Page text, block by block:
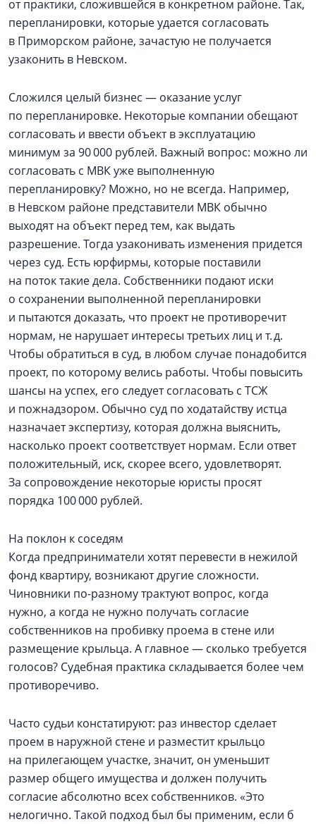
от практики, сложившейся в конкретном районе. Так,
перепланировки, которые удается согласовать
в Приморском районе, зачастую не получается
узаконить в Невском.
Сложился целый бизнес — оказание услуг
по перепланировке. Некоторые компании обещают
согласовать и ввести объект в эксплуатацию
минимум за 90 000 рублей. Важный вопрос: можно ли
согласовать с МВК уже выполненную
перепланировку? Можно, но не всегда. Например,
в Невском районе представители МВК обычно
выходят на объект перед тем, как выдать
разрешение. Тогда узаконивать изменения придется
через суд. Есть юрфирмы, которые поставили
на поток такие дела. Собственники подают иски
о сохранении выполненной перепланировки
и пытаются доказать, что проект не противоречит
нормам, не нарушает интересы третьих лиц и т. д.
Чтобы обратиться в суд, в любом случае понадобится
проект, по которому велись работы. Чтобы повысить
шансы на успех, его следует согласовать с ТСЖ
и пожнадзором. Обычно суд по ходатайству истца
назначает экспертизу, которая должна выяснить,
насколько проект соответствует нормам. Если ответ
положительный, иск, скорее всего, удовлетворят.
За сопровождение некоторые юристы просят
порядка 100 000 рублей.
На поклон к соседям
Когда предприниматели хотят перевести в нежилой
фонд квартиру, возникают другие сложности.
Чиновники по-разному трактуют вопрос, когда
нужно, а когда не нужно получать согласие
собственников на пробивку проема в стене или
размещение крыльца. А главное — сколько требуется
голосов? Судебная практика складывается более чем
противоречиво.
Часто судьи констатируют: раз инвестор сделает
проем в наружной стене и разместит крыльцо
на прилегающем участке, значит, он уменьшит
размер общего имущества и должен получить
согласие абсолютно всех собственников. «Это
нелогично. Такой подход был бы применим, если б